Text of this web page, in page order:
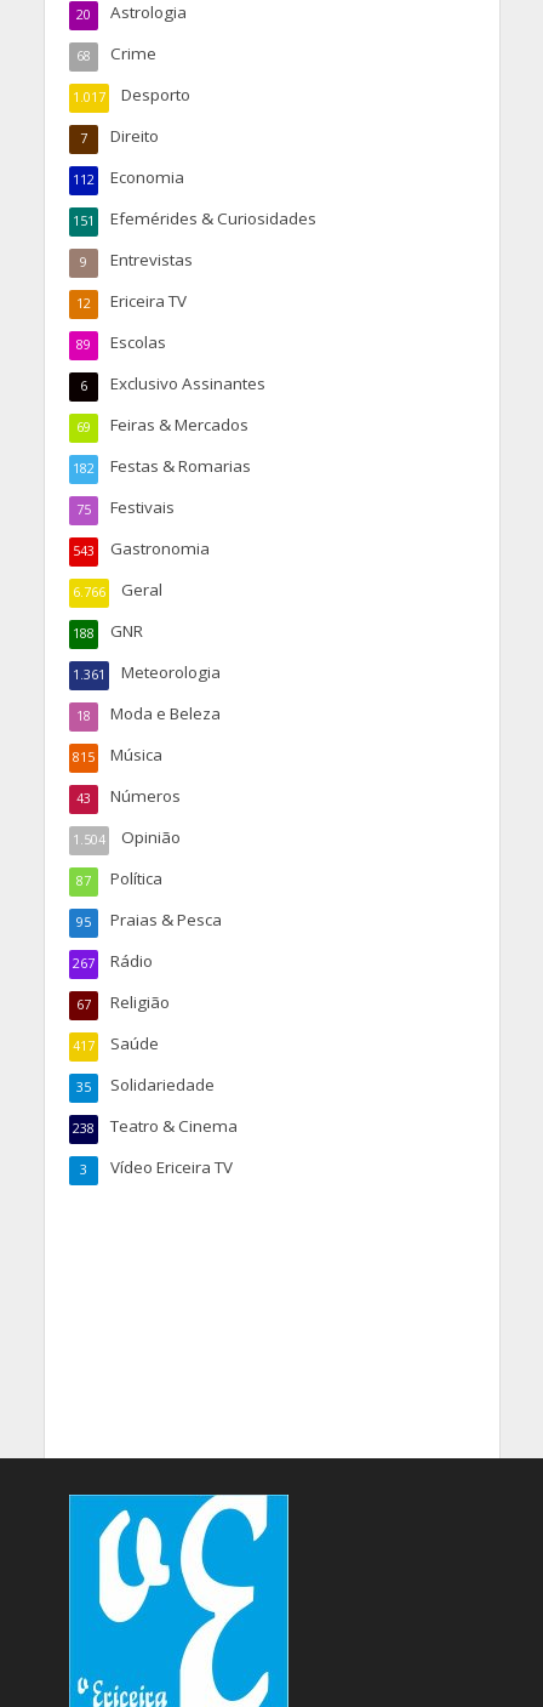
Astrologia
20
Crime
68
Desporto
1.017
Direito
7
Economia
112
Efemérides & Curiosidades
151
Entrevistas
9
Ericeira TV
12
Escolas
89
Exclusivo Assinantes
6
Feiras & Mercados
69
Festas & Romarias
182
Festivais
75
Gastronomia
543
Geral
6.766
GNR
188
Meteorologia
1.361
Moda e Beleza
18
Música
815
Números
43
Opinião
1.504
Política
87
Praias & Pesca
95
Rádio
267
Religião
67
Saúde
417
Solidariedade
35
Teatro & Cinema
238
Vídeo Ericeira TV
3